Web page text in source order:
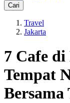
Cari
Travel
Jakarta
7 Cafe
Tempat
Bersama